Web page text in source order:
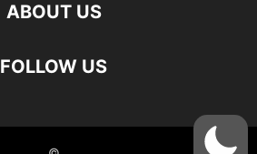
ABOUT US
FOLLOW US